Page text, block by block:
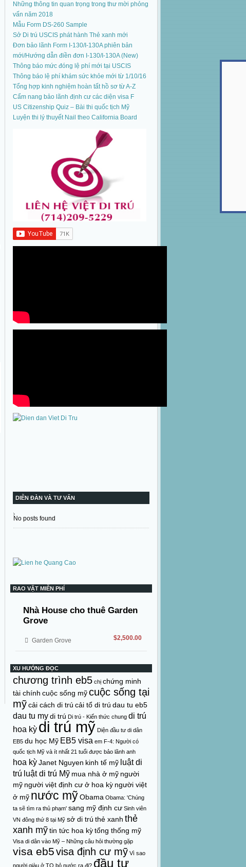
Những thông tin quan trọng trong thư mời phỏng
vấn năm 2018
Mẫu Form DS-260 Sample
Sở Di trú USCIS phát hành Thẻ xanh mới
Đơn bảo lãnh Form I-130/I-130A phiên bản
mới/Hướng dẫn điền đơn I-130/I-130A (New)
Thông báo mức đóng lệ phí mới tại USCIS
Thông báo lệ phí khám sức khỏe mới từ 1/10/16
Tổng hợp kinh nghiệm hoàn tất hồ sơ từ A-Z
Cẩm nang bảo lãnh định cư các diện visa F
US Citizenship Quiz – Bài thi quốc tịch Mỹ
Luyện thi lý thuyết Nail theo California Board
DIỄN ĐÀN VÀ TƯ VẤN
No posts found
RAO VẶT MIỄN PHÍ
Nhà House cho thuê Garden
Grove
Garden Grove $2,500.00
XU HƯỚNG ĐỌC
chương trình eb5 chị chứng minh
tài chính cuộc sống mỹcuộc sống tại
mỹcải cách di trú cải tổ di trú dau tu eb5
dau tu mydi trú Di trú - Kiến thức chung di trú
hoa kỳ di trú mỹ Diện đầu tư di dân
EB5 du học Mỹ EB5 visa em F-4: Người có
quốc tịch Mỹ và ít nhất 21 tuổi được bảo lãnh anh
hoa kỳJanet Nguyen kinh tế mỹ luật di
trú luật di trú Mỹ mua nhà ở mỹ người
mỹ người việt định cư ở hoa kỳ người việt
ở mỹ nước mỹObama Obama: 'Chúng
ta sẽ tìm ra thủ phạm' sang mỹ định cư Sinh viên
VN đông thứ 8 tại Mỹ sở di trú thẻ xanh thẻ
xanh mỹtin tức hoa kỳtổng thống mỹ
Visa di dân vào Mỹ – Những câu hỏi thường gặp
visa eb5visa định cư mỹ Vì sao
người giàu ở TQ bỏ nước ra đi? đầu tư